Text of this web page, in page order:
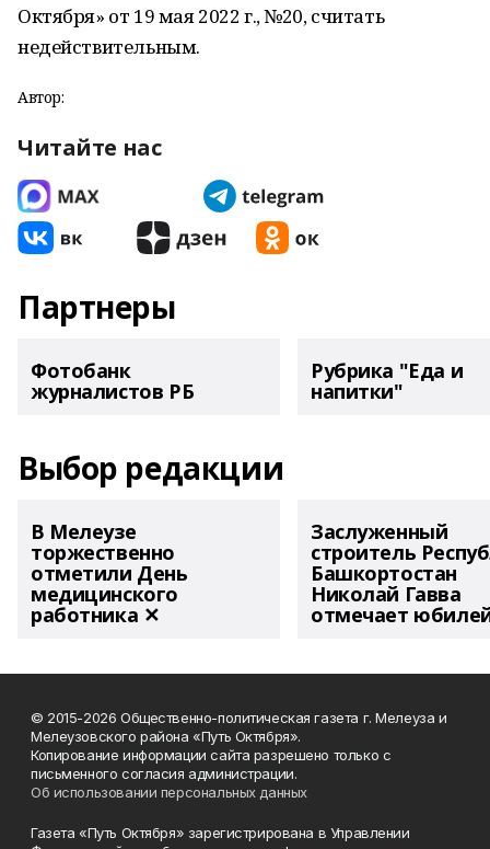
Октября» от 19 мая 2022 г., №20, считать
недействительным.
Автор:
Читайте нас
Партнеры
Фотобанк
журналистов РБ
Рубрика "Еда и
напитки"
Выбор редакции
В Мелеузе
торжественно
отметили День
медицинского
работника ✕
Заслуженный
строитель
Башкортостан
Николай Гавва
отмечает
© 2015-2026 Общественно-политическая газета г. Мелеуза и
Мелеузовского района «Путь Октября».
Копирование информации сайта разрешено только с
письменного согласия администрации.
Об использовании персональных данных
Газета «Путь Октября» зарегистрирована в Управлении